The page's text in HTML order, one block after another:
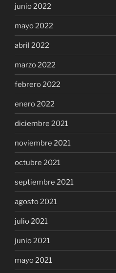
junio 2022
mayo 2022
abril 2022
marzo 2022
febrero 2022
enero 2022
diciembre 2021
noviembre 2021
octubre 2021
septiembre 2021
agosto 2021
julio 2021
junio 2021
mayo 2021